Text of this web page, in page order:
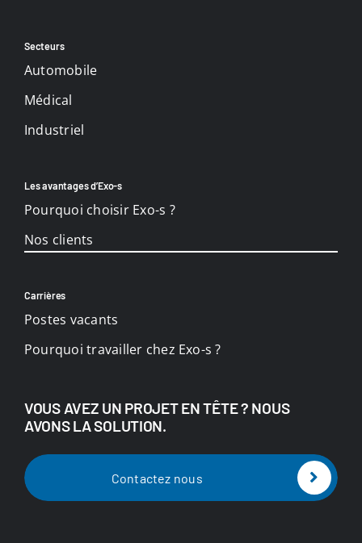
Secteurs
Automobile
Médical
Industriel
Les avantages d’Exo-s
Pourquoi choisir Exo-s ?
Nos clients
Carrières
Postes vacants
Pourquoi travailler chez Exo-s ?
VOUS AVEZ UN PROJET EN TÊTE ? NOUS
AVONS LA SOLUTION.
Contactez nous